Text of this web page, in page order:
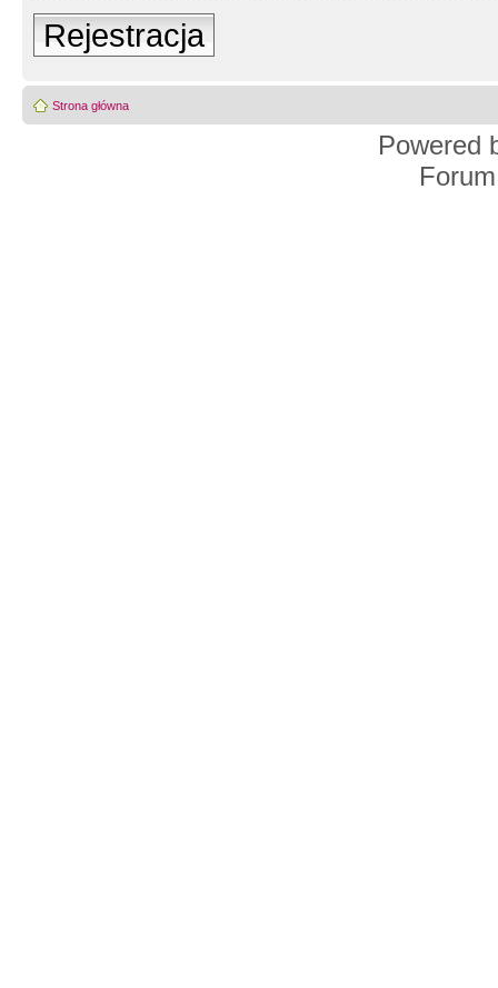
Rejestracja
Strona główna
Powered